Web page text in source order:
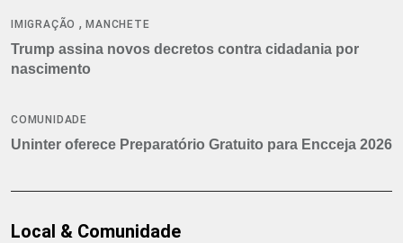
IMIGRAÇÃO ,MANCHETE
Trump assina novos decretos contra cidadania por
nascimento
COMUNIDADE
Uninter oferece Preparatório Gratuito para Encceja 2026
Local & Comunidade